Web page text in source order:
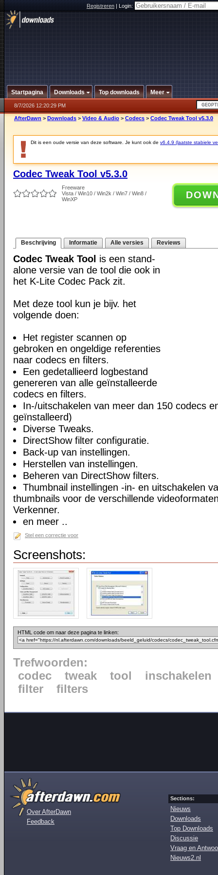
Registreren|Login:
Startpagina Downloads Top downloads Meer
8/7/2026 12:20:29 PM
AfterDawn > Downloads > Video & Audio > Codecs > Codec Tweak Tool v5.3.0
Dit is een oude versie van deze software. Je kunt ook de v6.4.9 (laatste stabiele
Codec Tweak Tool v5.3.0
Freeware
Vista / Win10 / Win2k / Win7 / Win8 /
WinXP
Beschrijving Informatie Alle versies Reviews
Codec Tweak Tool is een stand-
alone versie van de tool die ook in
het K-Lite Codec Pack zit.
Met deze tool kun je bijv. het
volgende doen:
Het register scannen op
gebroken en ongeldige referenties
naar codecs en filters.
Een gedetallieerd logbestand
genereren van alle geïnstalleerde
codecs en filters.
In-/uitschakelen van meer dan 150 codecs
geïnstalleerd)
Diverse Tweaks.
DirectShow filter configuratie.
Back-up van instellingen.
Herstellen van instellingen.
Beheren van DirectShow filters.
Thumbnail instellingen -in- en uitschakelen
thumbnails voor de verschillende
Verkenner.
en meer ..
Stel een correctie voor
Screenshots:
HTML code om naar deze pagina te linken:
Trefwoorden:
codec
tweak tool
inschakelen
filter
filters
Over AfterDawn
Feedback
Sections:
Nieuws
Downloads
Top Downloads
Discussie
Vraag en
Nieuws2.nl